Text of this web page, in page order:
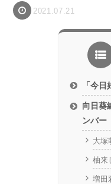
2021.07.21
「今
向日葵
ンバー
大塚
柚来
増田